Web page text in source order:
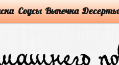
Соусы Выпечка Десерты